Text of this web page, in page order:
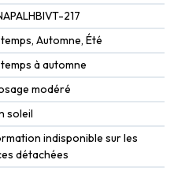
217
Automne, Été
à automne
modéré
soleil
indisponible sur les
détachées